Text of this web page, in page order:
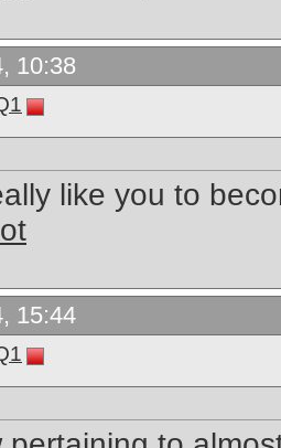
10:38
like you to
15:44